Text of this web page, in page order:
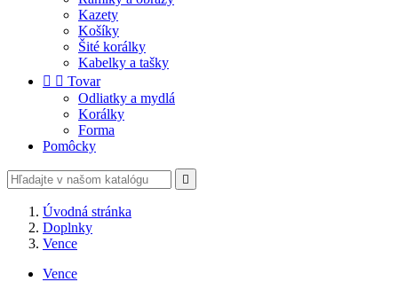
Kazety
Košíky
Šité korálky
Kabelky a tašky
  Tovar
Odliatky a mydlá
Korálky
Forma
Pomôcky

Úvodná stránka
Doplnky
Vence
Vence